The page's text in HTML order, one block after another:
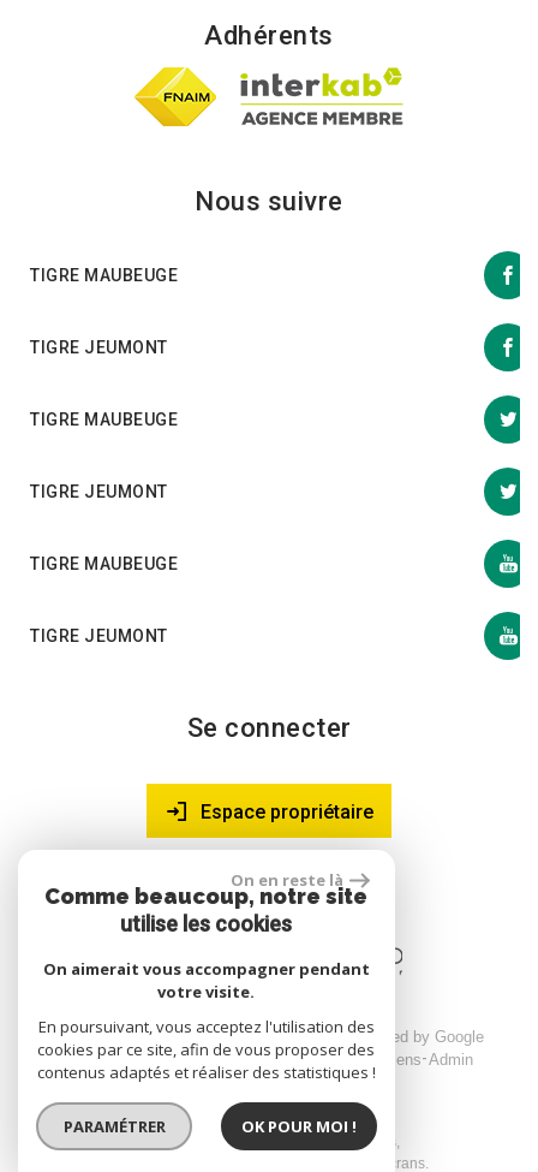
Adhérents
Nous suivre
TIGRE MAUBEUGE
TIGRE JEUMONT
TIGRE MAUBEUGE
TIGRE JEUMONT
TIGRE MAUBEUGE
TIGRE JEUMONT
Se connecter
Espace propriétaire
site réalisé par
© 2026 | Tous droits réservés | Traduction powered by Google
Plan du site Mentions légales Nos honoraires Liens Admin
Site internet compatible multi-supports,
un seul site adaptable à tous les types d'écrans.
On en reste là
Comme beaucoup, notre site
utilise les cookies
On aimerait vous accompagner pendant
votre visite.
En poursuivant, vous acceptez l'utilisation des
cookies par ce site, afin de vous proposer des
contenus adaptés et réaliser des statistiques !
PARAMÉTRER OK POUR MOI !